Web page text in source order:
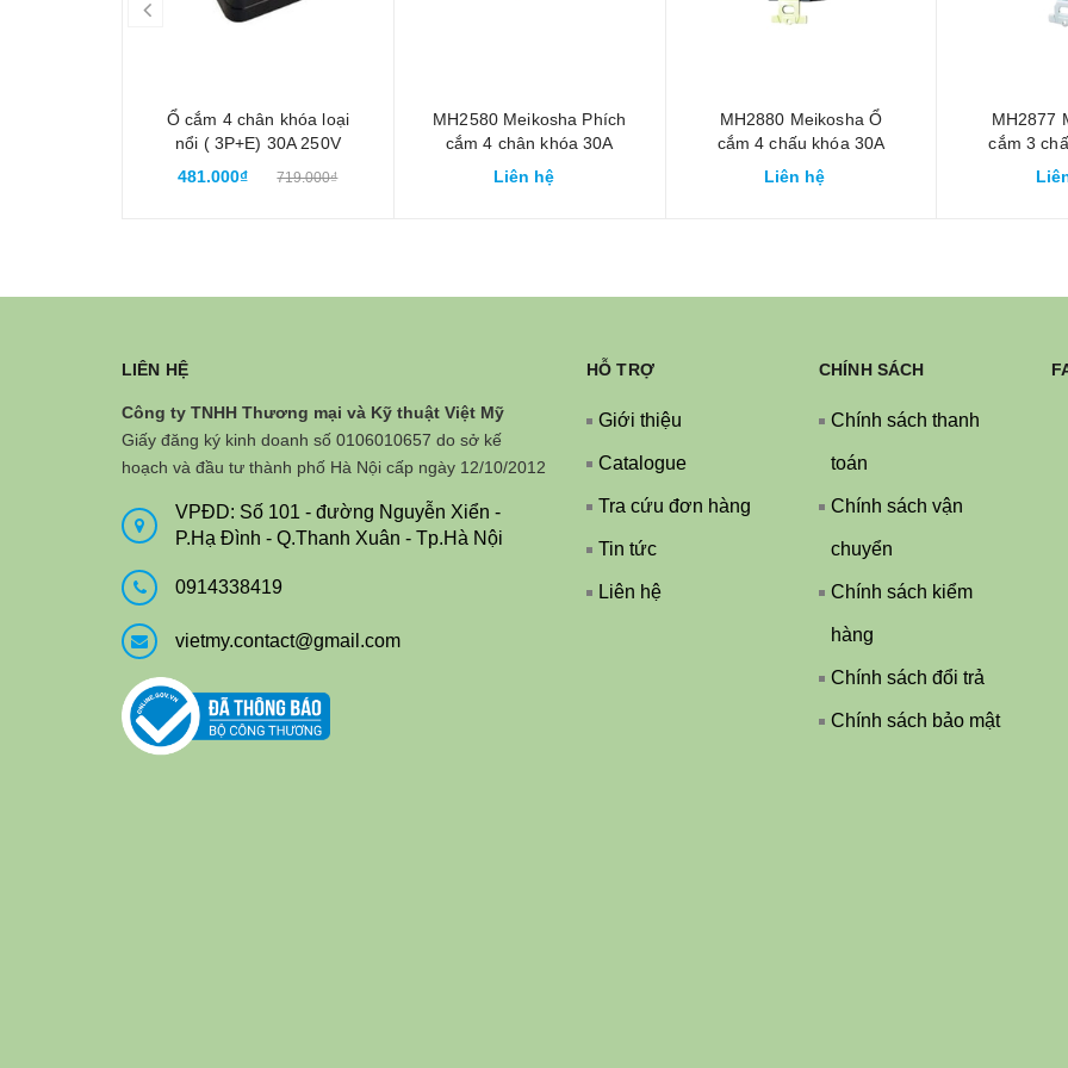
Ổ cắm 4 chân khóa loại
nổi ( 3P+E) 30A 250V
Meikosha MH2890
481.000₫ 719.000₫
MH2580 Meikosha Phích
cắm 4 chân khóa 30A
480V 3P+E cao su
Liên hệ
MH2880 Meikosha Ổ
cắm 4 chấu khóa 30A
480V 2P+E
Liên hệ
MH2877
cắm 3
LIÊN HỆ
Công ty TNHH Thương mại và Kỹ thuật Việt Mỹ
Giấy đăng ký kinh doanh số 0106010657 do sở kế
hoạch và đầu tư thành phố Hà Nội cấp ngày 12/10/2012
VPĐD: Số 101 - đường Nguyễn Xiển -
P.Hạ Đình - Q.Thanh Xuân - Tp.Hà Nội
0914338419
vietmy.contact@gmail.com
HỖ TRỢ
Giới thiệu
Catalogue
Tra cứu đơn hàng
Tin tức
Liên hệ
CHÍNH SÁCH
Chính sách thanh
toán
Chính sách vận
chuyển
Chính sách kiểm
hàng
Chính sách đổi trả
Chính sách bảo mật